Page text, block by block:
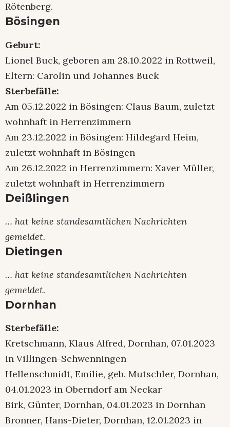
Rötenberg.
Bösingen
Geburt:
Lionel Buck, geboren am 28.10.2022 in Rottweil,
Eltern: Carolin und Johannes Buck
Sterbefälle:
Am 05.12.2022 in Bösingen: Claus Baum, zuletzt
wohnhaft in Herrenzimmern
Am 23.12.2022 in Bösingen: Hildegard Heim,
zuletzt wohnhaft in Bösingen
Am 26.12.2022 in Herrenzimmern: Xaver Müller,
zuletzt wohnhaft in Herrenzimmern
Deißlingen
… hat keine standesamtlichen Nachrichten
gemeldet.
Dietingen
… hat keine standesamtlichen Nachrichten
gemeldet.
Dornhan
Sterbefälle:
Kretschmann, Klaus Alfred, Dornhan, 07.01.2023
in Villingen-Schwenningen
Hellenschmidt, Emilie, geb. Mutschler, Dornhan,
04.01.2023 in Oberndorf am Neckar
Birk, Günter, Dornhan, 04.01.2023 in Dornhan
Bronner, Hans-Dieter, Dornhan, 12.01.2023 in